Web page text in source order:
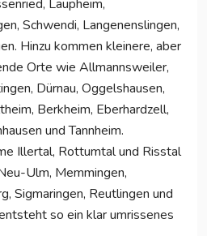
Laupheim,
Schwendi, Langenenslingen,
Hinzu kommen kleinere, aber
Orte wie Allmannsweiler,
Dürnau, Oggelshausen,
Berkheim, Eberhardzell,
und Tannheim.
Illertal, Rottumtal und Risstal
Ulm, Memmingen,
Sigmaringen, Reutlingen und
so ein klar umrissenes